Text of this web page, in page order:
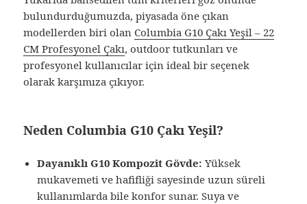
bulundurduğumuzda, piyasada öne çıkan
modellerden biri olan Columbia G10 Çakı Yeşil – 22
CM Profesyonel Çakı, outdoor tutkunları ve
profesyonel kullanıcılar için ideal bir seçenek
olarak karşımıza çıkıyor.
Neden Columbia G10 Çakı Yeşil?
Dayanıklı G10 Kompozit Gövde: Yüksek
mukavemeti ve hafifliği sayesinde uzun süreli
kullanımlarda bile konfor sunar. Suya ve